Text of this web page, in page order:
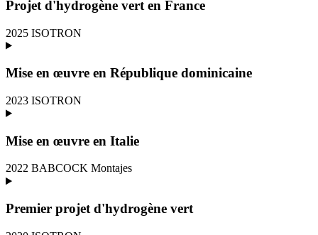
Projet d'hydrogène vert en France
2025 ISOTRON
Mise en œuvre en République dominicaine
2023 ISOTRON
Mise en œuvre en Italie
2022 BABCOCK Montajes
Premier projet d'hydrogène vert